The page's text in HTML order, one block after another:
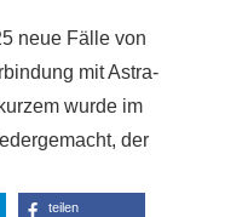
neue Fälle von
mit Astra-
wurde im
der
teilen